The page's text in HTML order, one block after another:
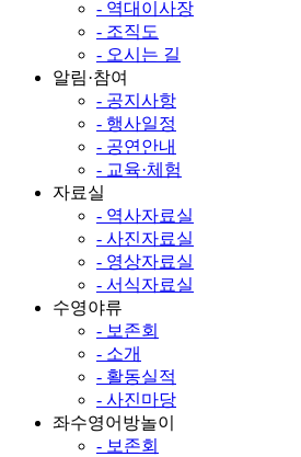
- 역대이사장
- 조직도
- 오시는 길
알림·참여
- 공지사항
- 행사일정
- 공연안내
- 교육·체험
자료실
- 역사자료실
- 사진자료실
- 영상자료실
- 서식자료실
수영야류
- 보존회
- 소개
- 활동실적
- 사진마당
좌수영어방놀이
- 보존회